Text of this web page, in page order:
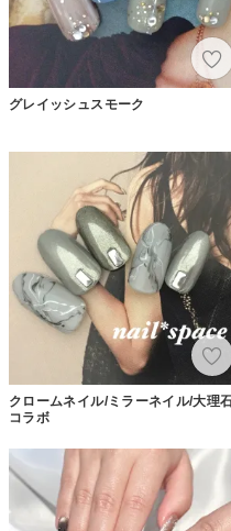
グレイッシュスモーク
クロームネイル/ミラーネイル/大理
コラボ